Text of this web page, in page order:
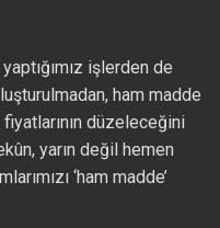
işlerden de
ham madde
düzeleceğini
yarın değil hemen
‘ham madde’